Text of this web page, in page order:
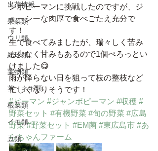
出荷情報
果菜類
ウリ類
結球類
葉物類
茎・ネギ類
根菜類
イモ類
豆類
ンボピーマンに挑戦したのですが、ジ
ューシーな肉厚で食べごたえ充分で
す！
生で食べてみましたが、瑞々しく苦み
も少なく甘みもあるので1個ぺろっとい
けました😋
雨が降らない日を狙って枝の整枝など
忙しくなりそうです！
#ピーマン #ジャンボピーマン #収穫 #
野菜セット #有機野菜 #旬の野菜 #広島
野菜 #野菜セット #EM菌 #東広島市 #あ
らちゃんファーム